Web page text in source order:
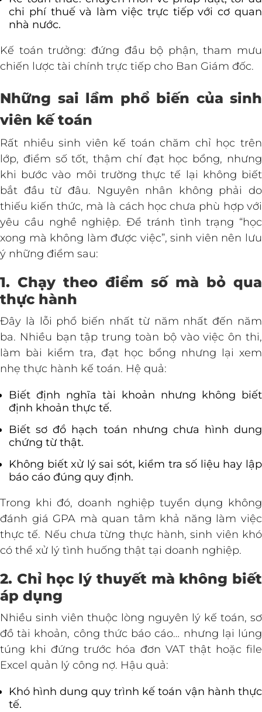
chi phí thuế và làm việc trực tiếp với cơ quan
nhà nước.
Kế toán trưởng: đứng đầu bộ phận, tham mưu
chiến lược tài chính trực tiếp cho Ban Giám đốc.
Những sai lầm phổ biến của sinh
viên kế toán
Rất nhiều sinh viên kế toán chăm chỉ học trên
lớp, điểm số tốt, thậm chí đạt học bổng, nhưng
khi bước vào môi trường thực tế lại không biết
bắt đầu từ đâu. Nguyên nhân không phải do
thiếu kiến thức, mà là cách học chưa phù hợp với
yêu cầu nghề nghiệp. Để tránh tình trạng “học
xong mà không làm được việc”, sinh viên nên lưu
ý những điểm sau:
1. Chạy theo điểm số mà bỏ qua
thực hành
Đây là lỗi phổ biến nhất từ năm nhất đến năm
ba. Nhiều bạn tập trung toàn bộ vào việc ôn thi,
làm bài kiểm tra, đạt học bổng nhưng lại xem
nhẹ thực hành kế toán. Hệ quả:
Biết định nghĩa tài khoản nhưng không biết
định khoản thực tế.
Biết sơ đồ hạch toán nhưng chưa hình dung
chứng từ thật.
Không biết xử lý sai sót, kiểm tra số liệu hay lập
báo cáo đúng quy định.
Trong khi đó, doanh nghiệp tuyển dụng không
đánh giá GPA mà quan tâm khả năng làm việc
thực tế. Nếu chưa từng thực hành, sinh viên khó
có thể xử lý tình huống thật tại doanh nghiệp.
2. Chỉ học lý thuyết mà không biết
áp dụng
Nhiều sinh viên thuộc lòng nguyên lý kế toán, sơ
đồ tài khoản, công thức báo cáo… nhưng lại lúng
túng khi đứng trước hóa đơn VAT thật hoặc file
Excel quản lý công nợ. Hậu quả:
Khó hình dung quy trình kế toán vận hành thực
tế.